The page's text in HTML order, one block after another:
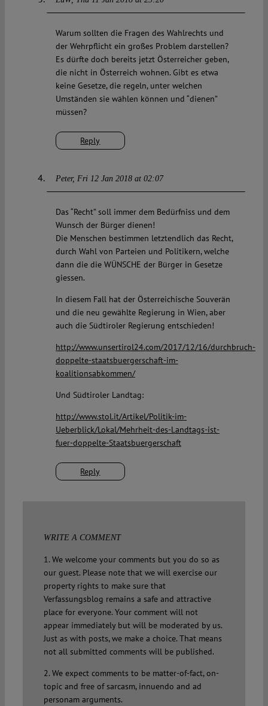
Reply
Warum sollten die Fragen des Wahlrechts und
der Wehrpflicht ein großes Problem darstellen?
Es dürfte doch bereits jetzt Österreicher geben,
die nicht in Österreich wohnen. Gibt es etwa
keine Gesetze, die regeln, unter welchen
Umständen sie wählen können und “dienen”
müssen?
Peter Fri 12 Jan 2018 at 02:07
Reply
Das “Recht” soll immer dem Bedürfniss und dem
Wunsch der Bürger dienen!
Die Menschen bestimmen letztendlich das Recht,
durch Wahl von Parteien und Politikern, welche
dann die die WÜNSCHE der Bürger in Gesetze
giessen.
In diesem Fall hat der Österreichische Souverän
und die neu gewählte Regierung in Wien, aber
auch die Südtiroler Regierung entschieden!
http://www.unsertirol24.com/2017/12/16/durchbruch-
doppelte-staatsbuergerschaft-im-
koalitionsabkommen/
Und Südtiroler Landtag:
http://www.stol.it/Artikel/Politik-im-
Ueberblick/Lokal/Mehrheit-des-Landtags-ist-
fuer-doppelte-Staatsbuergerschaft
WRITE A COMMENT
1. We welcome your comments but you do so as
our guest. Please note that we will exercise our
property rights to make sure that
Verfassungsblog remains a safe and attractive
place for everyone. Your comment will not
appear immediately but will be moderated by us.
Just as with posts, we make a choice. That means
not all submitted comments will be published.
2. We expect comments to be matter-of-fact, on-
topic and free of sarcasm, innuendo and ad
personam arguments.